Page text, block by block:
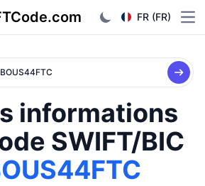
FR (FR)
informations
SWIFT/BIC